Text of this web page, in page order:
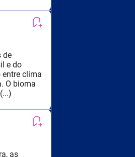
de
e do
entre clima
O bioma
as